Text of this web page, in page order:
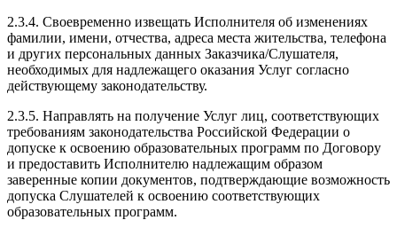
2.3.4. Своевременно извещать Исполнителя об изменениях
фамилии, имени, отчества, адреса места жительства, телефона
и других персональных данных Заказчика/Слушателя,
необходимых для надлежащего оказания Услуг согласно
действующему законодательству.
2.3.5. Направлять на получение Услуг лиц, соответствующих
требованиям законодательства Российской Федерации о
допуске к освоению образовательных программ по Договору
и предоставить Исполнителю надлежащим образом
заверенные копии документов, подтверждающие возможность
допуска Слушателей к освоению соответствующих
образовательных программ.